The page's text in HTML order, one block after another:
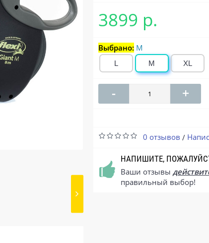
3899 р.
Выбрано: M
L M XL
- +
0 отзывов /
НАПИШИТЕ,
Ваши отзывы
правильный выбор!